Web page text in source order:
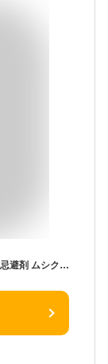
【楽天ランキング6冠！】 カメムシ 対策 スプレー 忌避剤 ムシクリン カメムシ用エアゾール 480ml 殺虫 害虫 駆除 イカリ消毒 カムムシエアゾール 虫対策 カメムシスプレー 殺虫剤 カメムシ殺虫剤